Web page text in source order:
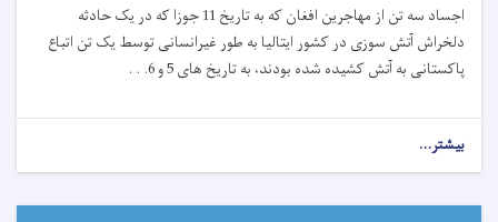
اجساد سه تن از مهاجرین افغان که به تاریخ 11 جوزا که در یک حادثه
دلخراش آتش‌ سوزی در کشور ایتالیا به طور غیرانسانی توسط یک تن اتباع
پاکستانی به آتش کشیده شده بودند، به تاریخ های 5 و 6. . .
بیشتر...